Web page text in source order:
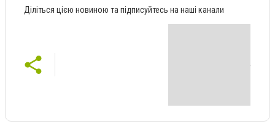
Діліться цією новиною та підписуйтесь на наші канали